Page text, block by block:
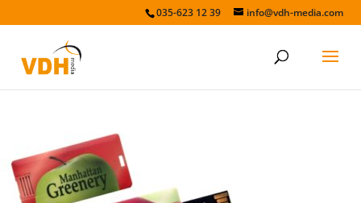
035-623 12 39 info@vdh-media.com
minicard